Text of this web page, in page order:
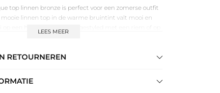
top linnen bronze is perfect voor een zomerse outfit
mooie linnen top in de warme bruintint valt mooi en
op een high waist broek afgestyled met een riem of op
LEES MEER
RETOURNEREN